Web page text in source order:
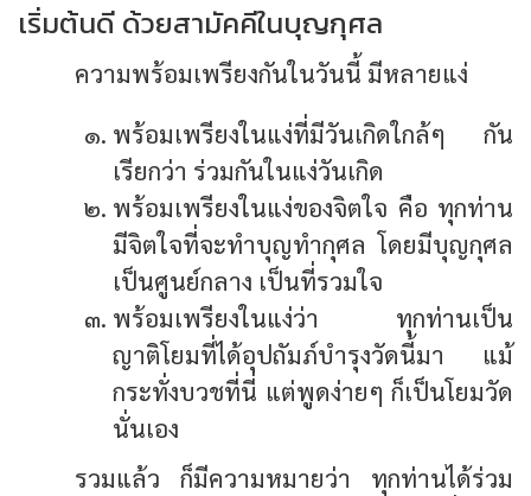
เริ่มต้นดี ด้วยสามัคคีในบุญกุศล
ความพร้อมเพรียงกันในวันนี้ มีหลายแง่
พร้อมเพรียงในแง่ที่มีวันเกิดใกล้ๆ กัน
เรียกว่า ร่วมกันในแง่วันเกิด
พร้อมเพรียงในแง่ของจิตใจ คือ ทุกท่าน
มีจิตใจที่จะทำบุญทำกุศล โดยมีบุญกุศล
เป็นศูนย์กลาง เป็นที่รวมใจ
พร้อมเพรียงในแง่ว่า ทุกท่านเป็น
ญาติโยมที่ได้อุปถัมภ์บำรุงวัดนี้มา แม้
กระทั่งบวชที่นี่ แต่พูดง่ายๆ ก็เป็นโยมวัด
นั่นเอง
รวมแล้ว ก็มีความหมายว่า ทุกท่านได้ร่วม